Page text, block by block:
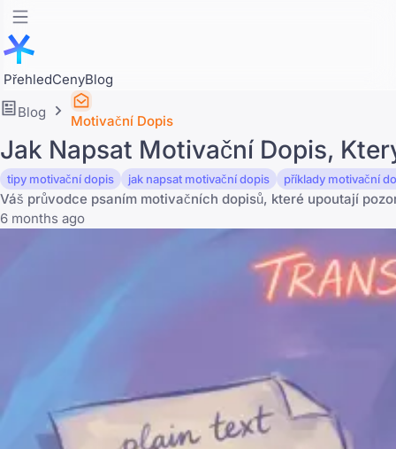
PřehledCenyBlog
Blog
Motivační Dopis
Jak Napsat Motivační Dopis,
tipy motivační dopis jak napsat motivační dopis příklady motivační
Váš průvodce psaním motivačních dopisů, které upoutají
6 months ago